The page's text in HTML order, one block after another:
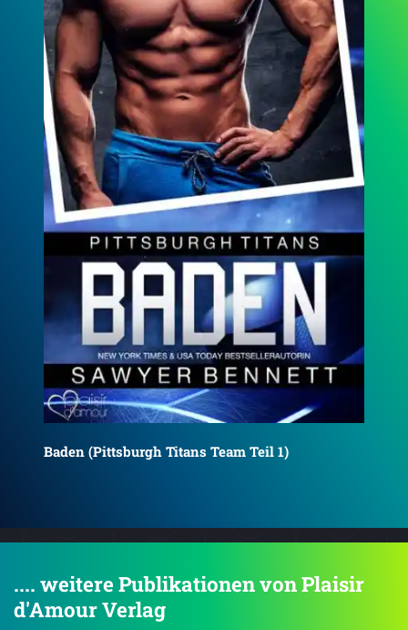
Bain (Pittsburgh Titans Team Teil 9)
.... weitere Publikationen von Plaisir
d'Amour Verlag